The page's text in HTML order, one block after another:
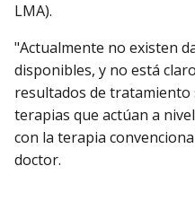
LMA).
"Actualmente no existen
disponibles, y no está
resultados de tratamiento
terapias que actúan a
con la terapia
doctor.